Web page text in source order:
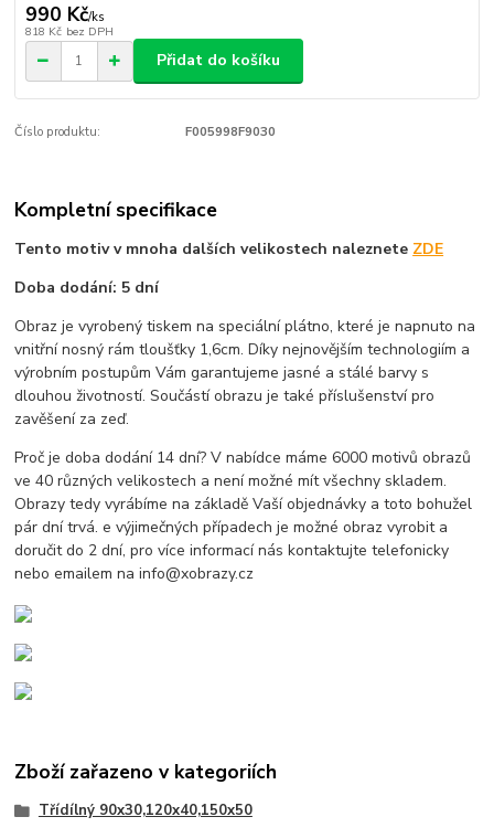
990 Kč/ks
818 Kč bez DPH
Přidat do košíku
Číslo produktu: F005998F9030
Kompletní specifikace
Tento motiv v mnoha dalších velikostech naleznete ZDE
Doba dodání: 5 dní
Obraz je vyrobený tiskem na speciální plátno, které je napnuto na
vnitřní nosný rám tloušťky 1,6cm. Díky nejnovějším technologiím a
výrobním postupům Vám garantujeme jasné a stálé barvy s
dlouhou životností. Součástí obrazu je také příslušenství pro
zavěšení za zeď.
Proč je doba dodání 14 dní? V nabídce máme 6000 motivů obrazů
ve 40 různých velikostech a není možné mít všechny skladem.
Obrazy tedy vyrábíme na základě Vaší objednávky a toto bohužel
pár dní trvá. e výjimečných případech je možné obraz vyrobit a
doručit do 2 dní, pro více informací nás kontaktujte telefonicky
nebo emailem na info@xobrazy.cz
Zboží zařazeno v kategoriích
Třídílný 90x30,120x40,150x50